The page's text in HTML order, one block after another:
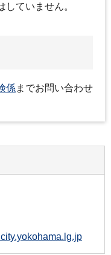
ていません。
係までお問い合わせ